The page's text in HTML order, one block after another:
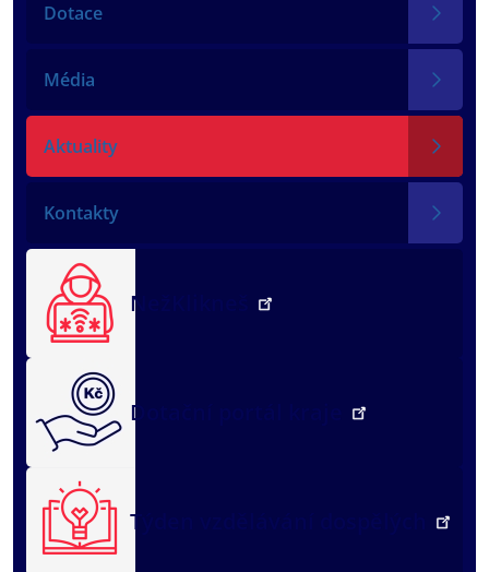
Dotace
Média
Aktuality
Kontakty
NežKlikneš
Dotační portál kraje
Týden vzdělávání dospělých